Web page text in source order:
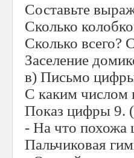
Составьте
Сколько
Сколько всего?
Заселение
в) Письмо
С каким числом
Показ цифры 9.
- На что похожа
Пальчиковая